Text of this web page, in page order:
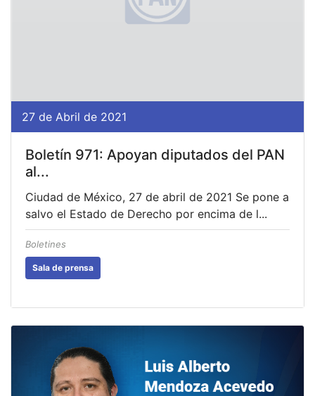
27 de Abril de 2021
Boletín 971: Apoyan diputados del PAN
al...
Ciudad de México, 27 de abril de 2021 Se pone a
salvo el Estado de Derecho por encima de l...
Boletines
Sala de prensa